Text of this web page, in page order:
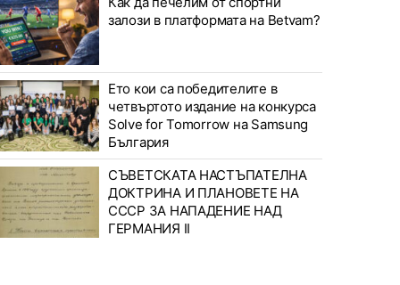
залози в платформата на Betvam?
Ето кои са победителите в
четвъртото издание на конкурса
Solve for Tomorrow на Samsung
България
СЪВЕТСКАТА НАСТЪПАТЕЛНА
ДОКТРИНА И ПЛАНОВЕТЕ НА
СССР ЗА НАПАДЕНИЕ НАД
ГЕРМАНИЯ II